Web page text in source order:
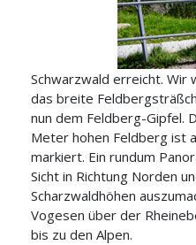
Schwarzwald erreicht. Wir
das breite
nun dem Feldberg-Gipfel.
Meter hohen Feldberg ist
markiert. Ein rundum
Sicht in Richtung Norden
Scharzwaldhöhen
Vogesen über der
bis zu den Alpen.